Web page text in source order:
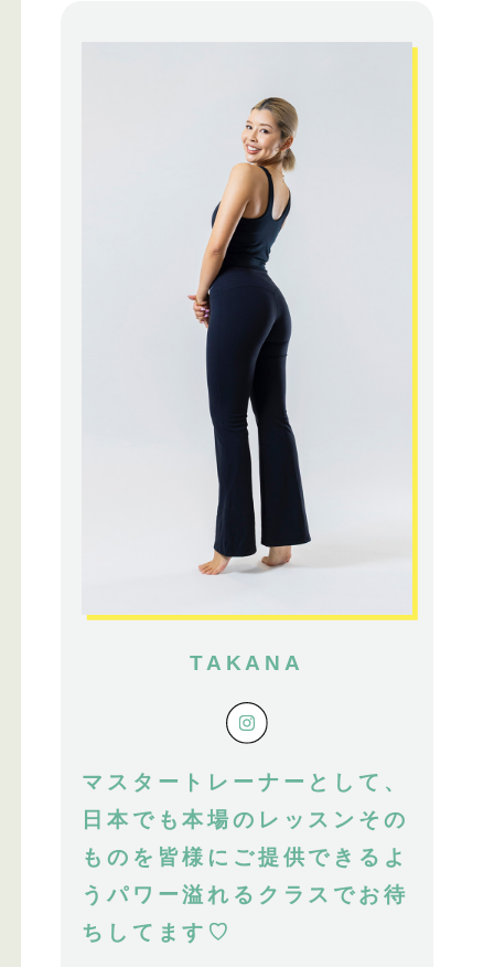
TAKANA
マスタートレーナーとして、
日本でも本場のレッスンその
ものを皆様にご提供できるよ
うパワー溢れるクラスでお待
ちしてます♡